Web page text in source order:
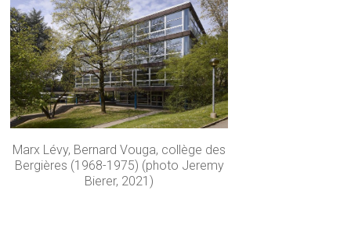
Marx Lévy, Bernard Vouga, collège des
Bergières (1968-1975) (photo Jeremy
Bierer, 2021)